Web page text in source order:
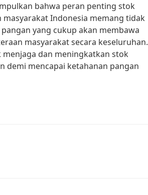
bahwa peran penting stok
Indonesia memang tidak
yang cukup akan membawa
masyarakat secara keseluruhan.
dan meningkatkan stok
demi mencapai ketahanan pangan